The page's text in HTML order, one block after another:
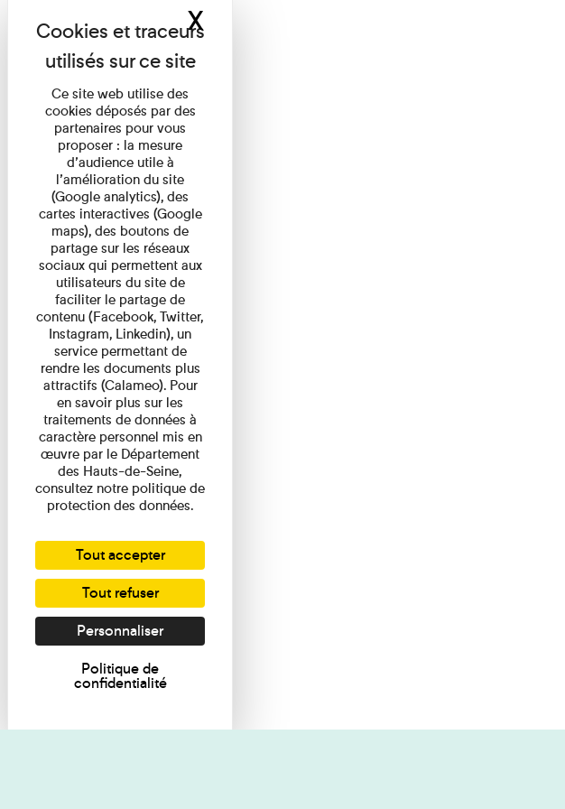
Ce site web utilise des
cookies déposés par des
partenaires pour vous
proposer : la mesure
d’audience utile à
l’amélioration du site
(Google analytics), des
cartes interactives (Google
maps), des boutons de
partage sur les réseaux
sociaux qui permettent aux
utilisateurs du site de
faciliter le partage de
contenu (Facebook, Twitter,
Instagram, Linkedin), un
service permettant de
rendre les documents plus
attractifs (Calameo). Pour
en savoir plus sur les
traitements de données à
caractère personnel mis en
œuvre par le Département
des Hauts-de-Seine,
consultez notre politique de
protection des données.
Tout accepter
Tout refuser
Personnaliser
Politique de
confidentialité
XMasquer le bandeau des cookies